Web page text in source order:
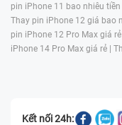
pin iPhone 11 bao nhiêu tiền
Thay pin iPhone 12 giá bao
pin iPhone 12 Pro Max giá rẻ
iPhone 14 Pro Max giá rẻ |
Kết nối 24h: